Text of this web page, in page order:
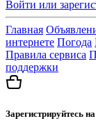
Войти или
Главная
интернете Погода
Правила сервиса
поддержки
Зарегистрируйтесь